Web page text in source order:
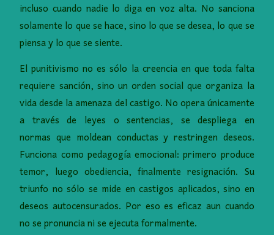
incluso cuando nadie lo diga en voz alta. No sanciona
solamente lo que se hace, sino lo que se desea, lo que se
piensa y lo que se siente.
El punitivismo no es sólo la creencia en que toda falta
requiere sanción, sino un orden social que organiza la
vida desde la amenaza del castigo. No opera únicamente
a través de leyes o sentencias, se despliega en
normas que moldean conductas y restringen deseos.
Funciona como pedagogía emocional: primero produce
temor, luego obediencia, finalmente resignación. Su
triunfo no sólo se mide en castigos aplicados, sino en
deseos autocensurados. Por eso es eficaz aun cuando
no se pronuncia ni se ejecuta formalmente.